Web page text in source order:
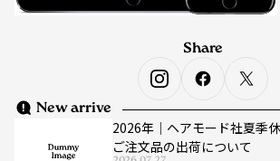
New arrive
2026年｜ヘアモード社夏季
ご注文品の出荷について
Share